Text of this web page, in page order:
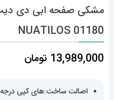
NUATILOS 01180
13,989,000 تومان
اصالت ساخت:های کپی درجه A+++